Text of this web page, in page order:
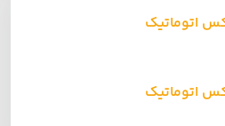
اتوماتیک
اتوماتیک